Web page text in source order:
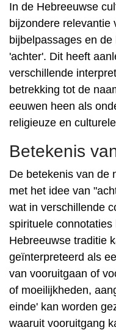
In de Hebreeuwse
bijzondere relevantie
bijbelpassages en
'achter'. Dit heeft
verschillende
betrekking tot de
eeuwen heen als
religieuze en
Betekenis
De betekenis van de
met het idee van
wat in verschillende
spirituele
Hebreeuwse traditie
geïnterpreteerd als
van vooruitgaan of
of moeilijkheden,
einde' kan worden
waaruit vooruitgang